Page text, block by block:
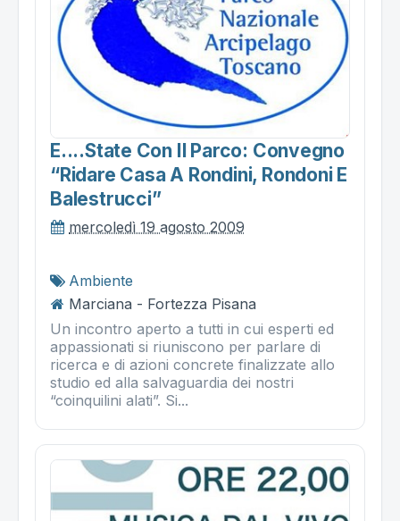
E....state Con Il Parco: Convegno
“ridare Casa A Rondini, Rondoni E
Balestrucci”
mercoledì 19 agosto 2009
Ambiente
Marciana - Fortezza Pisana
Un incontro aperto a tutti in cui esperti ed
appassionati si riuniscono per parlare di
ricerca e di azioni concrete finalizzate allo
studio ed alla salvaguardia dei nostri
“coinquilini alati”. Si...